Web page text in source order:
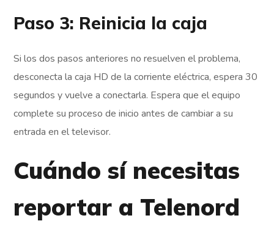
Paso 3: Reinicia la caja
Si los dos pasos anteriores no resuelven el problema,
desconecta la caja HD de la corriente eléctrica, espera 30
segundos y vuelve a conectarla. Espera que el equipo
complete su proceso de inicio antes de cambiar a su
entrada en el televisor.
Cuándo sí necesitas
reportar a Telenord